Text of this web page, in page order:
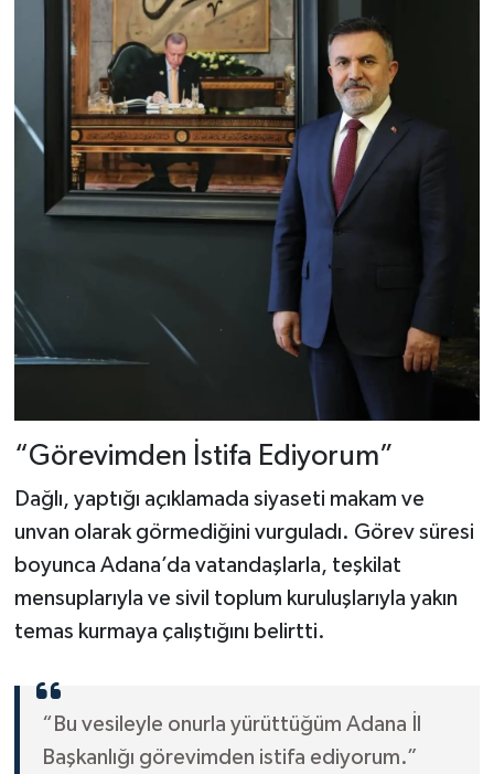
“Görevimden İstifa Ediyorum”
Dağlı, yaptığı açıklamada siyaseti makam ve
unvan olarak görmediğini vurguladı. Görev süresi
boyunca Adana’da vatandaşlarla, teşkilat
mensuplarıyla ve sivil toplum kuruluşlarıyla yakın
temas kurmaya çalıştığını belirtti.
“Bu vesileyle onurla yürüttüğüm Adana İl
Başkanlığı görevimden istifa ediyorum.”